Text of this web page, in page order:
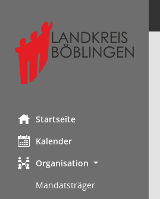
Startseite
Kalender
Organisation
Mandatsträger